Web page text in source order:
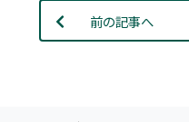
前の記事へ